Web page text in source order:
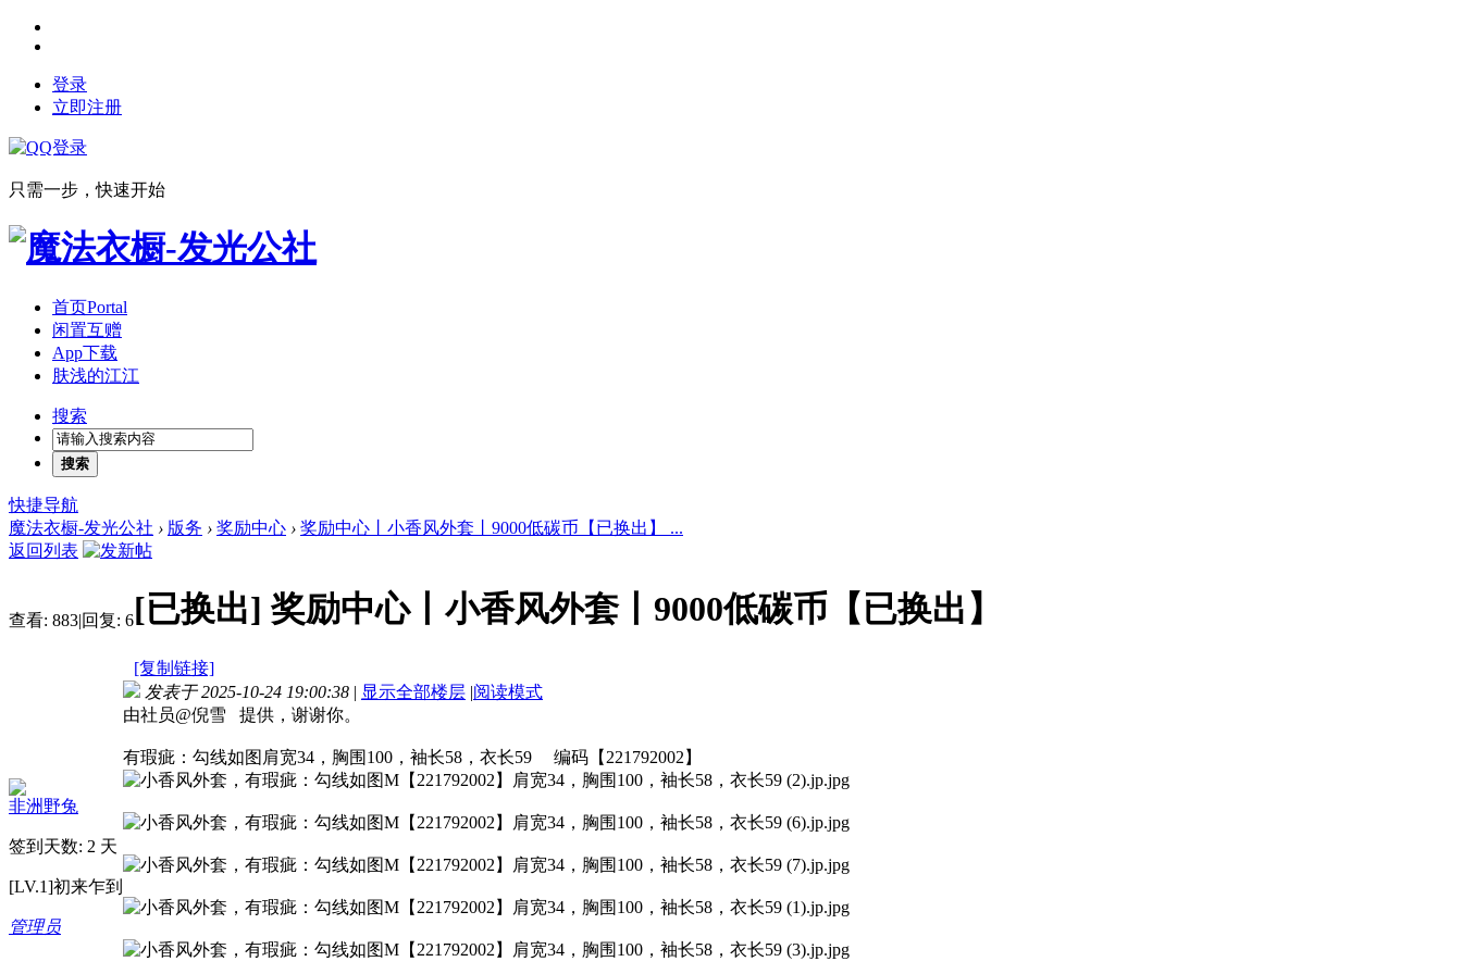
登录
立即注册
只需一步，快速开始
首页Portal
闲置互赠
App下载
肤浅的江江
搜索
搜索
快捷导航
魔法衣橱-发光公社 › 版务 › 奖励中心 › 奖励中心丨小香风外套丨9000低碳币【已换出】 ...
返回列表
查看: 883|回复: 6[已换出] 奖励中心丨小香风外套丨9000低碳币【已换出】
[复制链接]
非洲野兔
签到天数: 2 天
[LV.1]初来乍到
管理员
发表于 2025-10-24 19:00:38 | 显示全部楼层 |阅读模式
由社员@倪雪 提供，谢谢你。
有瑕疵：勾线如图肩宽34，胸围100，袖长58，衣长59 编码【221792002】